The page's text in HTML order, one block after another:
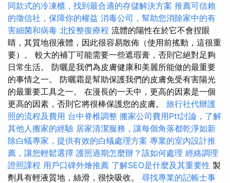
同款式的冷凍櫃，找到最合適的存儲解決方案 推薦可信賴
的徵信社，保障你的權益 消毒公司，幫助您消除家中的有
害細菌和病毒 北投整復療程 流體的陽性在於它不會捏眼
睛，其質地很液體，因此很容易散佈（使用前搖動，這很重
要）。 較大的補丁可能需要一些遮瑕膏，否則它絕對足夠
日常生活。 防曬是我們為皮膚健康和美麗所能做的最重要
的事情之一。 防曬霜是幫助保護我們的皮膚免受有害陽光
的最重要工具之一。 在漫長的一天中，更高的因素是一個
更高的因素，否則它將很棒保護您的皮膚。 旅行社代辦護
照的流程及費用 台中脊椎調整 搬家公司費用Ptt討論，了解
其他人搬家的經驗 居家清潔服務，讓每個角落都乾淨如新
除白蟻專家，提供有效的白蟻處理方案 專業的室內設計推
薦，讓您輕鬆選擇 護照過期怎麼辦？該如何處理 經絡調理
證照課程 用戶口碑外燴推薦 了解SEO是什麼及其重要性 製
劑具有輕液質地，絲滑，很快吸收。 尋找專業的記帳士事